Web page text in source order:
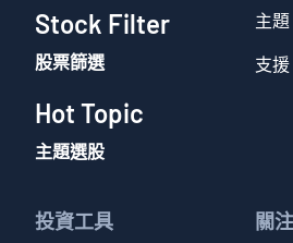
Stock Filter
股票篩選
Hot Topic
主題選股
主題
支援
投資工具 關